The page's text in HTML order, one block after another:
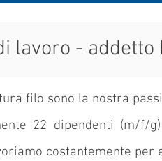
lavoro -
filo sono la nostra
22 dipendenti (m/f/
costantemente per